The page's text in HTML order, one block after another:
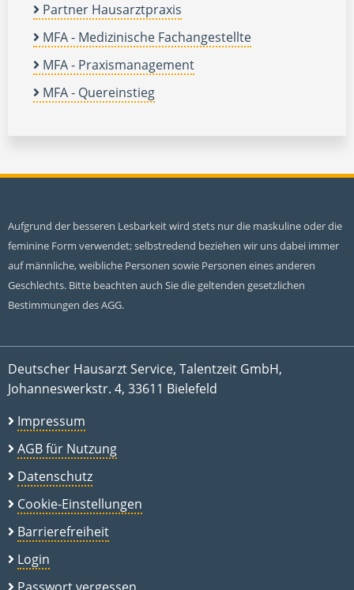
Partner Hausarztpraxis
MFA - Medizinische Fachangestellte
MFA - Praxismanagement
MFA - Quereinstieg
Aufgrund der besseren Lesbarkeit wird stets nur die maskuline oder die
feminine Form verwendet; selbstredend beziehen wir uns dabei immer
auf männliche, weibliche Personen sowie Personen eines anderen
Geschlechts. Bitte beachten auch Sie die geltenden gesetzlichen
Bestimmungen des AGG.
Deutscher Hausarzt Service, Talentzeit GmbH,
Johanneswerkstr. 4, 33611 Bielefeld
Impressum
AGB für Nutzung
Datenschutz
Cookie-Einstellungen
Barrierefreiheit
Login